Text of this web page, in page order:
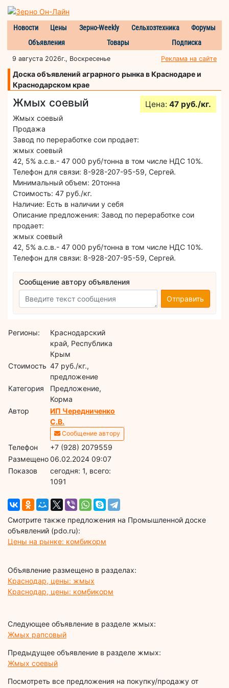
Новости Цены Зерно-Weekly Сельхозтехника
Форумы
Объявления
Товары Подписка
9 августа 2026г., Воскресенье Реклама на сайте
Доска объявлений аграрного рынка в Краснодаре и
Краснодарском крае
Жмых соевый Цена: 47 руб./кг.
Жмых соевый
Продажа
Завод по переработке сои продает:
жмых соевый
42, 5% а.с.в.- 47 000 руб/тонна в том числе НДС 10%.
Телефон для связи: 8-928-207-95-59, Сергей.
Минимальный объем: 20тонна
Стоимость: 47 руб./кг.
Наличие: Есть в наличии у себя
Описание предложения: Завод по переработке сои
продает:
жмых соевый
42, 5% а.с.в.- 47 000 руб/тонна в том числе НДС 10%.
Телефон для связи: 8-928-207-95-59, Сергей.
Сообщение автору объявления
Отправить
Регионы:
Краснодарский
край, Республика
Крым
Стоимость 47 руб./кг.,
предложение
Категория
Предложение,
Корма
Автор
ИП Чередниченко
С.В.
Сообщение автору
Телефон
+7 (928) 2079559
Размещено06.02.2024 09:07
Показов
cегодня: 1, всего:
1091
Смотрите также предложения на Промышленной доске
объявлений (pdo.ru):
Цены на рынке: комбикорм
Объявление размещено в разделах:
Краснодар, цены: жмых
Краснодар, цены: комбикорм
Следующее объявление в разделе жмых:
Жмых рапсовый
Предыдущее объявление в разделе жмых:
Жмых соевый
Посмотреть все предложения на покупку/продажу от